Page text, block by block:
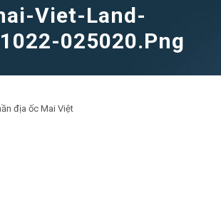
Viet-Land-
025020.png
địa ốc Mai Việt